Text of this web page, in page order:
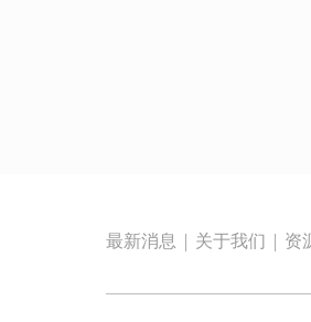
最新消息 关于我们 资